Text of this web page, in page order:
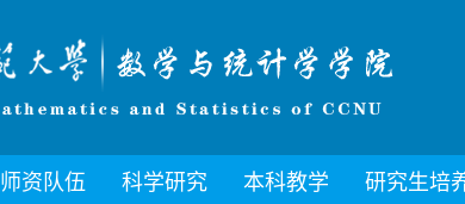
师资队伍 科学研究 本科教学 研究生培